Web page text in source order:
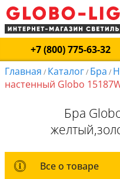
+7 (800) 775-63-32
Главная / Каталог/ Бра /
настенный Globo
Бра
Все о товаре